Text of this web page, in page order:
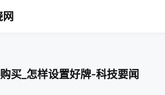
买_怎样设置好牌-科技要闻